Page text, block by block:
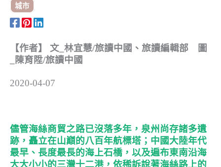
城市
【作者】 文_林宜慧/旅讀中國、旅讀編輯部 圖
_陳育陞/旅讀中國
2020-04-07
儘管海絲商貿之路已沒落多年，泉州尚存諸多遺
跡，矗立在山巔的八百年航標塔；中國大陸年代
最早、長度最長的海上石橋，以及遍布東南沿海
大大小小的三灣十二港，依稀訴說著海絲路上的